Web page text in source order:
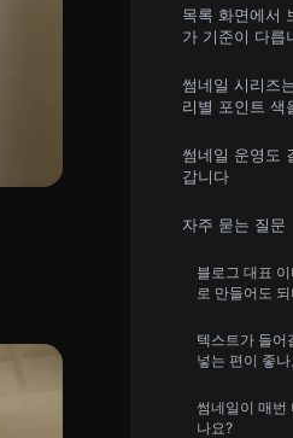
목록 화면에서
가 기준이 다릅
썸네일 시리즈
리별 포인트 색
썸네일 운영도
갑니다
자주 묻는 질문
블로그 대표
로 만들어도
텍스트가 들어
넣는 편이 좋
썸네일이 매번
나요?